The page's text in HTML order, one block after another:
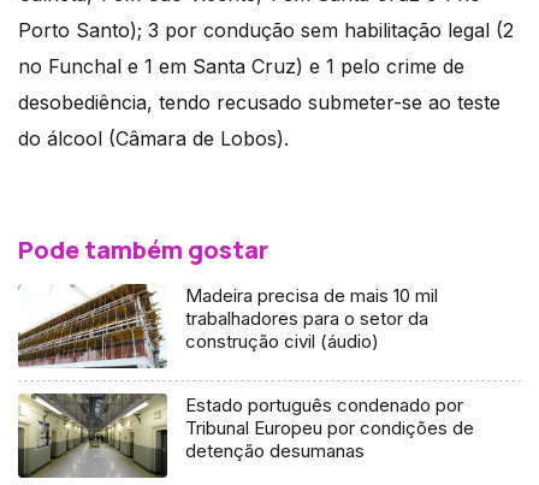
Porto Santo); 3 por condução sem habilitação legal (2
no Funchal e 1 em Santa Cruz) e 1 pelo crime de
desobediência, tendo recusado submeter-se ao teste
do álcool (Câmara de Lobos).
Pode também gostar
Madeira precisa de mais 10 mil
trabalhadores para o setor da
construção civil (áudio)
Estado português condenado por
Tribunal Europeu por condições de
detenção desumanas